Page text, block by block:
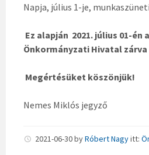
Napja, július 1-je,
Ez alapján 2021. július 01-én
Önkormányzati Hivatal
Megértésüket köszönjük!
Nemes Miklós jegyző
2021-06-30byRóbert Nagyitt: